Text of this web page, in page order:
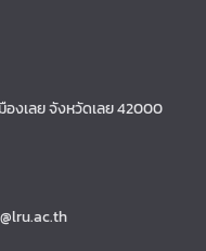
องเลย จังหวัดเลย 42000